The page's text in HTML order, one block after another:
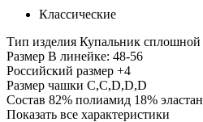
Классические
Тип изделия Купальник сплошной
Размер В линейке: 48-56
Российский размер +4
Размер чашки C,С,D,D,D
Состав 82% полиамид 18% эластан
Показать все характеристики